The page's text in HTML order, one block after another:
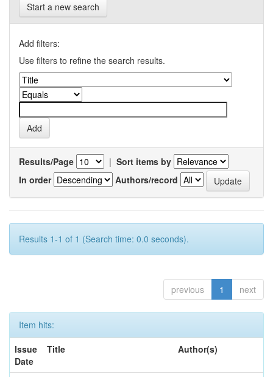
Start a new search
Add filters:
Use filters to refine the search results.
Results/Page | Sort items by
In order
Authors/record
Results 1-1 of 1 (Search time: 0.0 seconds).
previous 1 next
Item hits:
Issue
Date
Title Author(s)